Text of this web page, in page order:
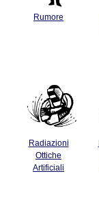
Rumore
Radiazioni
Ottiche
Artificiali